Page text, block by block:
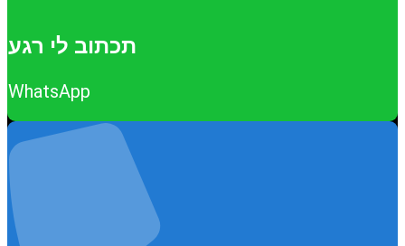
תכתוב לי רגע
WhatsApp